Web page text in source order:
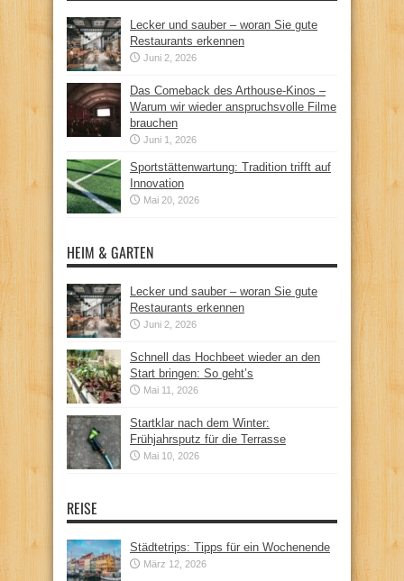
Lecker und sauber – woran Sie gute
Restaurants erkennen
Juni 2, 2026
Das Comeback des Arthouse-Kinos –
Warum wir wieder anspruchsvolle Filme
brauchen
Juni 1, 2026
Sportstättenwartung: Tradition trifft auf
Innovation
Mai 20, 2026
HEIM & GARTEN
Lecker und sauber – woran Sie gute
Restaurants erkennen
Juni 2, 2026
Schnell das Hochbeet wieder an den
Start bringen: So geht’s
Mai 11, 2026
Startklar nach dem Winter:
Frühjahrsputz für die Terrasse
Mai 10, 2026
REISE
Städtetrips: Tipps für ein Wochenende
März 12, 2026